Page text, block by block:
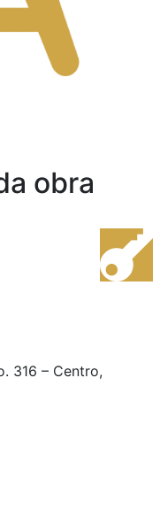
obra
316 – Centro,